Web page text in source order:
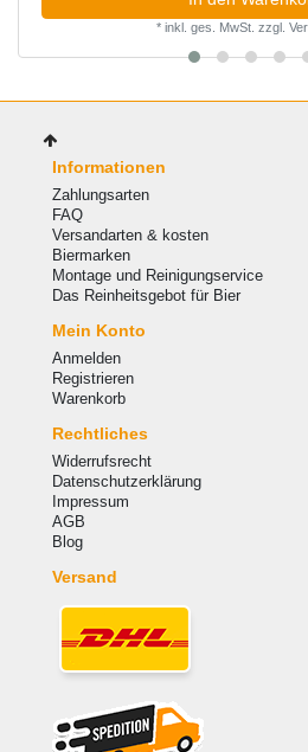
* inkl. ges. MwSt. zzgl.
Informationen
Zahlungsarten
FAQ
Versandarten & kosten
Biermarken
Montage und Reinigungservice
Das Reinheitsgebot für Bier
Mein Konto
Anmelden
Registrieren
Warenkorb
Rechtliches
Widerrufsrecht
Datenschutzerklärung
Impressum
AGB
Blog
Versand